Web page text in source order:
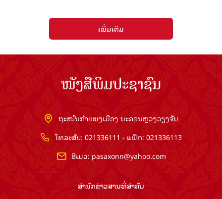
ເພີ່ມເຕີມ
ໜັງສືພິມປະຊາຊົນ
ຖະໜົນກຳແພງເມືອງ ນະຄອນຫຼວງວຽງຈັນ
ໂທລະສັບ: 021336111 - ແຟັກ: 021336113
ອີເມວ: pasaxonn@yahoo.com
ສຳ​ນັກ​ຂ່າວ​ສານ​ທີ່​ສຳ​ຄັນ​